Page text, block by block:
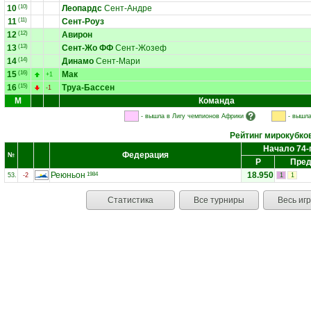
10 (10) Леопардс Сент-Андре
11 (11)
Сент-Роуз
12 (12)
Авирон
13 (13) Сент-Жо ФФ Сент-Жозеф
14 (14) Динамо Сент-Мари
15 (16) +1
Мак
16 (15) -1
Труа-Бассен
М
Команда
- вышла в Лигу чемпионов Африки -
Рейтинг
№ Федерация
Начало 74-
Р
53. -2 Реюньон 1984 18.950 1 1
Статистика Все турниры Весь